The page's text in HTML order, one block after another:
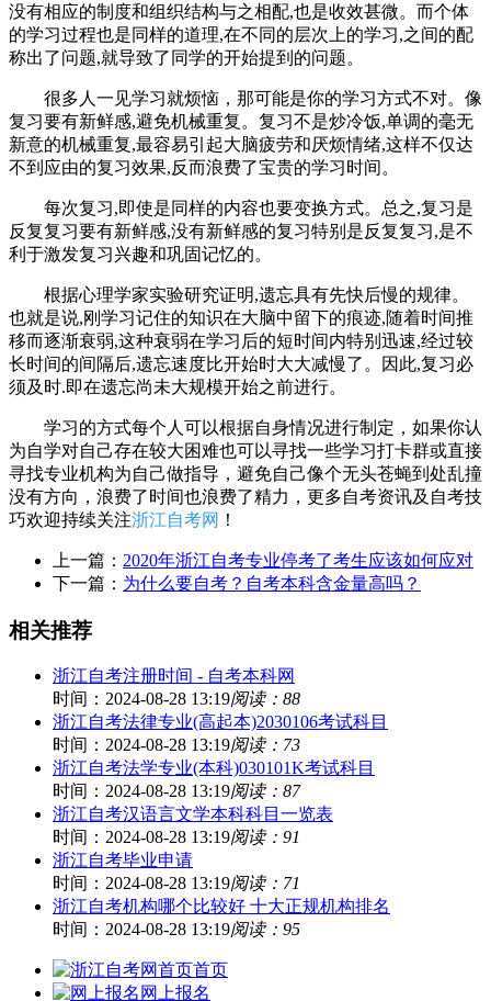
没有相应的制度和组织结构与之相配,也是收效甚微。而个体
的学习过程也是同样的道理,在不同的层次上的学习,之间的配
称出了问题,就导致了同学的开始提到的问题。
很多人一见学习就烦恼，那可能是你的学习方式不对。像
复习要有新鲜感,避免机械重复。复习不是炒冷饭,单调的毫无
新意的机械重复,最容易引起大脑疲劳和厌烦情绪,这样不仅达
不到应由的复习效果,反而浪费了宝贵的学习时间。
每次复习,即使是同样的内容也要变换方式。总之,复习是
反复复习要有新鲜感,没有新鲜感的复习特别是反复复习,是不
利于激发复习兴趣和巩固记忆的。
根据心理学家实验研究证明,遗忘具有先快后慢的规律。
也就是说,刚学习记住的知识在大脑中留下的痕迹,随着时间推
移而逐渐衰弱,这种衰弱在学习后的短时间内特别迅速,经过较
长时间的间隔后,遗忘速度比开始时大大减慢了。因此,复习必
须及时.即在遗忘尚未大规模开始之前进行。
学习的方式每个人可以根据自身情况进行制定，如果你认
为自学对自己存在较大困难也可以寻找一些学习打卡群或直接
寻找专业机构为自己做指导，避免自己像个无头苍蝇到处乱撞
没有方向，浪费了时间也浪费了精力，更多自考资讯及自考技
巧欢迎持续关注浙江自考网 ！
上一篇： 2020年浙江自考专业停考了考生应该如何应对
下一篇： 为什么要自考？自考本科含金量高吗？
相关推荐
浙江自考注册时间 - 自考本科网
时间：2024-08-28 13:19阅读：88
浙江自考法律专业(高起本)2030106考试科目
时间：2024-08-28 13:19阅读：73
浙江自考法学专业(本科)030101K考试科目
时间：2024-08-28 13:19阅读：87
浙江自考汉语言文学本科科目一览表
时间：2024-08-28 13:19阅读：91
浙江自考毕业申请
时间：2024-08-28 13:19阅读：71
浙江自考机构哪个比较好 十大正规机构排名
时间：2024-08-28 13:19阅读：95
首页
网上报名